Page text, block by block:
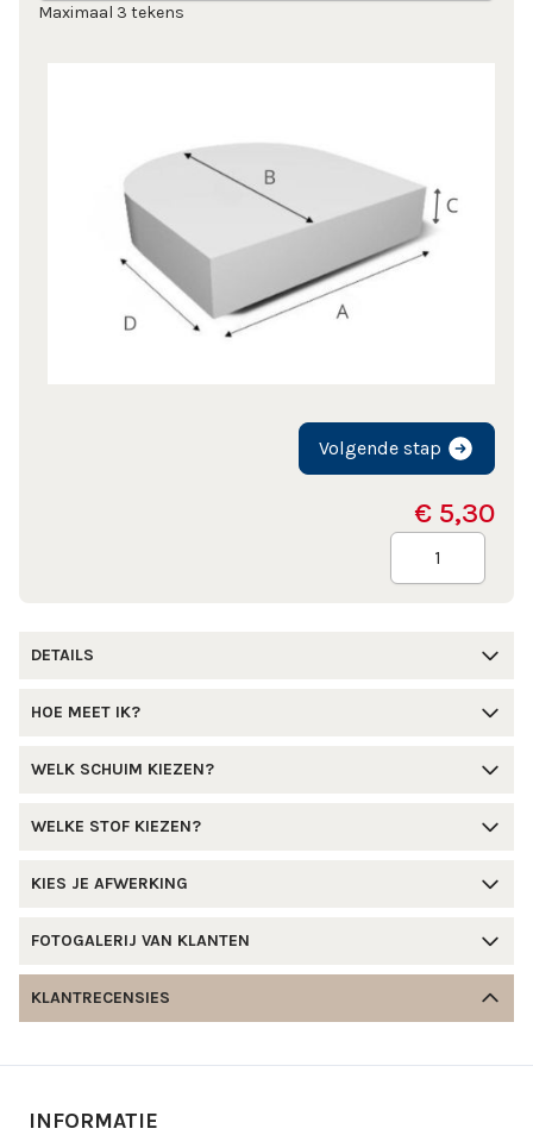
Maximaal 3 tekens
Volgende stap
€ 5,30
Aantal
DETAILS
HOE MEET IK?
WELK SCHUIM KIEZEN?
WELKE STOF KIEZEN?
KIES JE AFWERKING
FOTOGALERIJ VAN KLANTEN
KLANTRECENSIES
INFORMATIE